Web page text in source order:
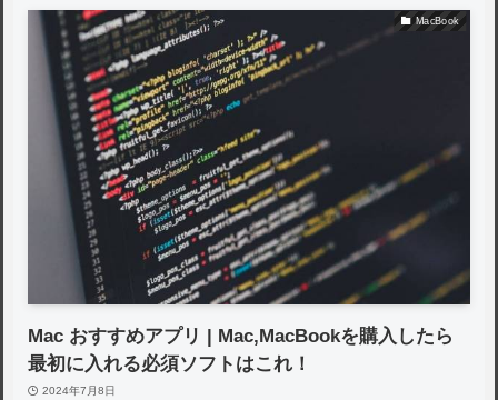
MacBook
Mac おすすめアプリ | Mac,MacBookを購入したら
最初に入れる必須ソフトはこれ！
2024年7月8日